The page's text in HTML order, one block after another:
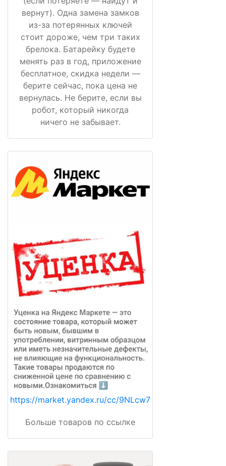
вернут). Одна замена замков
из-за потерянных ключей
стоит дороже, чем три таких
брелока. Батарейку будете
менять раз в год, приложение
бесплатное, скидка недели —
берите сейчас, пока цена не
вернулась. Не берите, если вы
робот, который никогда
ничего не забывает.
https://market.yandex.ru/cc/9NLcw7
Больше товаров по ссылке